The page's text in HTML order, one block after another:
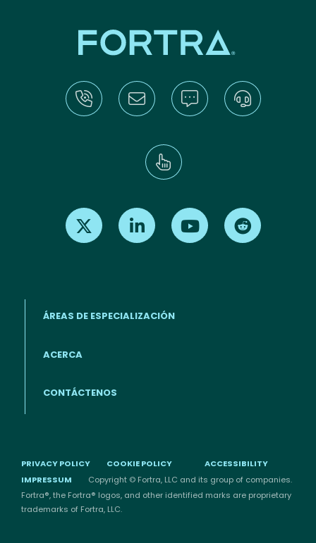
Find us on X Find us on LinkedInFind us on Youtube
Footer menu (ES)
ÁREAS DE ESPECIALIZACIÓN
ACERCA
CONTÁCTENOS
PRIVACY POLICY COOKIE POLICY
ACCESSIBILITY
IMPRESSUM
Copyright © Fortra, LLC and its group of companies.
Fortra®, the Fortra® logos, and other identified marks are proprietary
trademarks of Fortra, LLC.